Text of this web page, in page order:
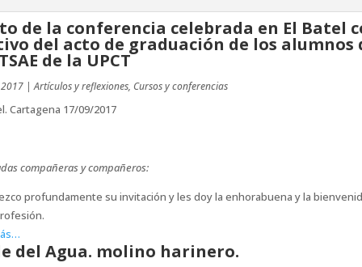
de la conferencia celebrada en El Batel
del acto de graduación de los alumnos
de la UPCT
|Artículos y reflexiones, Cursos y conferencias
Cartagena 17/09/2017
compañeras y compañeros:
profundamente su invitación y les doy la enhorabuena y la
del Agua. molino harinero.